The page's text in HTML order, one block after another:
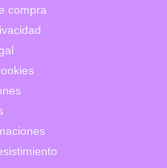
compra